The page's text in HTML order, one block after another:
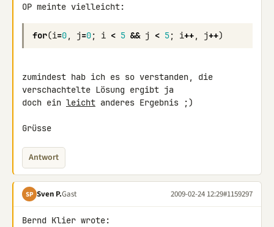
for(i=0, j=0; i < 5 && j < 5; i++, j++)
zumindest hab ich es so verstanden, die
verschachtelte Lösung ergibt ja
doch ein leicht anderes Ergebnis ;)
Grüsse
Antwort
SP Sven P.Gast 2009-02-24 12:29#1159297